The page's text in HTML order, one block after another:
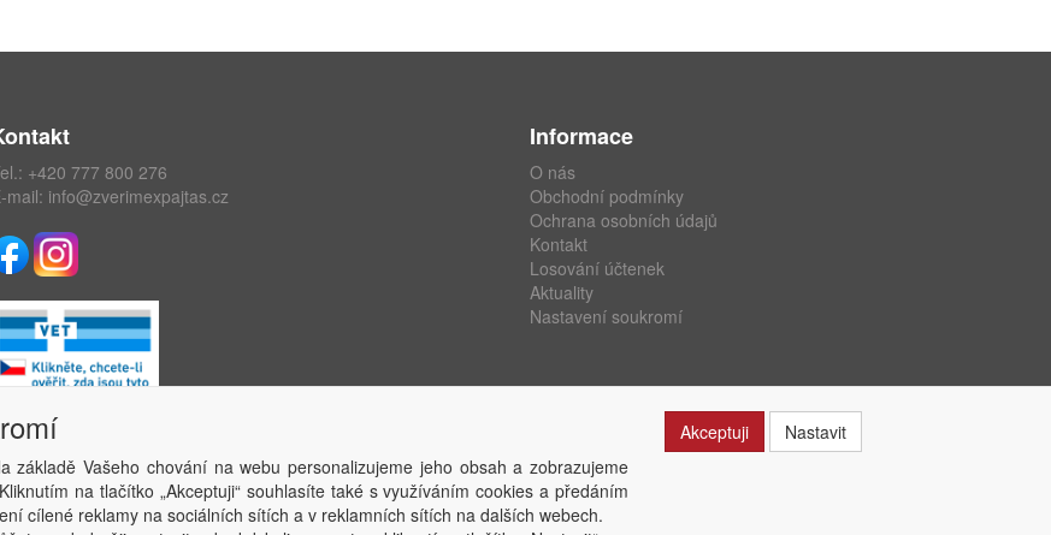
+420 777 800 276
mail: info@zverimexpajtas.cz
Informace
O nás
Obchodní podmínky
Ochrana osobních údajů
Kontakt
Losování účtenek
Aktuality
Nastavení soukromí
Copyright © ABRA Software a.s. 2020
základě Vašeho chování na webu personalizujeme jeho obsah a zobrazujeme
na tlačítko „Akceptuji“ souhlasíte také s využíváním cookies a předáním
cílené reklamy na sociálních sítích a v reklamních sítích na dalších webech.
Akceptuji Nastavit